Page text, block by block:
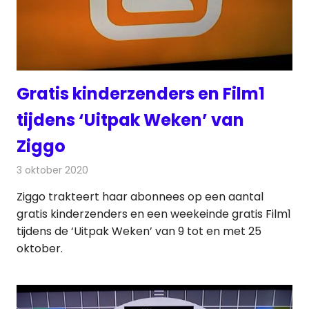
Gratis kinderzenders en Film1
tijdens ‘Uitpak Weken’ van
Ziggo
3 oktober 2020
Ziggo trakteert haar abonnees op een aantal
gratis kinderzenders en een weekeinde gratis Film1
tijdens de ‘Uitpak Weken’ van 9 tot en met 25
oktober.